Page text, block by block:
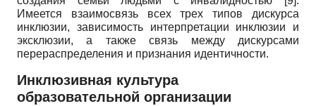
Имеется взаимосвязь всех трех типов дискурса
инклюзии, зависимость интерпретации инклюзии и
эксклюзии, а также связь между дискурсами
перераспределения и признания идентичности.
Инклюзивная культура
образовательной организации